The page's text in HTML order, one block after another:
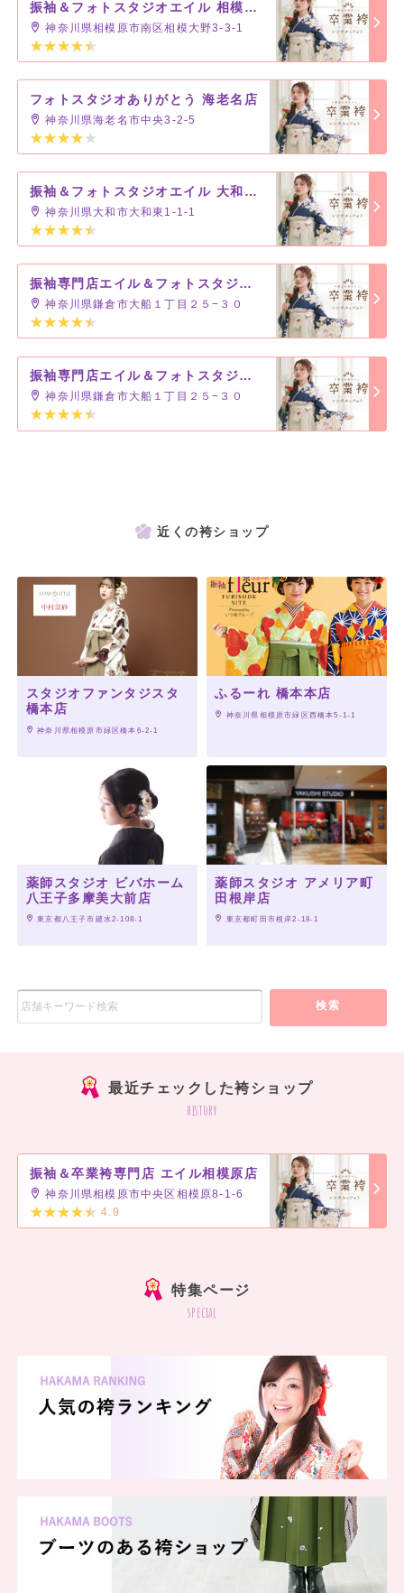
振袖＆フォトスタジオエイル 相模大野店
神奈川県相模原市南区相模大野3-3-1
フォトスタジオありがとう 海老名店
神奈川県海老名市中央3-2-5
振袖＆フォトスタジオエイル 大和プロス店
神奈川県大和市大和東1-1-1
振袖専門店エイル＆フォトスタジオありがとう 大船店
神奈川県鎌倉市大船１丁目２５−３０
振袖専門店エイル＆フォトスタジオありがとう 大船店
神奈川県鎌倉市大船１丁目２５−３０
近くの袴ショップ
スタジオファンタジスタ
橋本店
神奈川県相模原市緑区橋本6-2-1
ふるーれ 橋本本店
神奈川県相模原市緑区西橋本5-1-1
薬師スタジオ ビバホーム
八王子多摩美大前店
東京都八王子市鑓水2-108-1
薬師スタジオ アメリア町
田根岸店
東京都町田市根岸2-18-1
検索
最近チェックした袴ショップ
history
振袖＆卒業袴専門店 エイル相模原店
神奈川県相模原市中央区相模原8-1-6
4.9
特集ページ
special